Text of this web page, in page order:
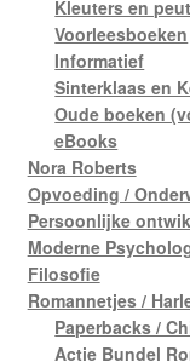
Kleuters en
Voorleesboeken
Informatief
Sinterklaas en
Oude boeken
eBooks
Nora Roberts
Opvoeding /
Persoonlijke
Moderne
Filosofie
Romannetjes /
Paperbacks /
Actie Bundel